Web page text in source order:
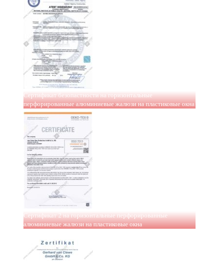
Сертификат безопастности на горизонтальные
перфорированные алюминиевые жалюзи на пластиковые окна
Сертификат 2 на горизонтальные перфорированные
алюминиевые жалюзи на пластиковые окна